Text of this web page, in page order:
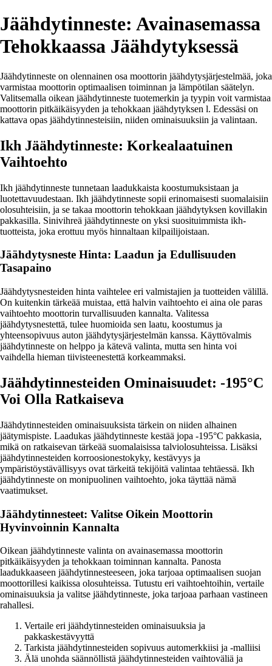
Jäähdytinneste: Avainasemassa
Tehokkaassa Jäähdytyksessä
Jäähdytinneste on olennainen osa moottorin jäähdytysjärjestelmää, joka
varmistaa moottorin optimaalisen toiminnan ja lämpötilan säätelyn.
Valitsemalla oikean jäähdytinneste tuotemerkin ja tyypin voit varmistaa
moottorin pitkäikäisyyden ja tehokkaan jäähdytyksen l. Edessäsi on
kattava opas jäähdytinnesteisiin, niiden ominaisuuksiin ja valintaan.
Ikh Jäähdytinneste: Korkealaatuinen
Vaihtoehto
Ikh jäähdytinneste tunnetaan laadukkaista koostumuksistaan ja
luotettavuudestaan. Ikh jäähdytinneste sopii erinomaisesti suomalaisiin
olosuhteisiin, ja se takaa moottorin tehokkaan jäähdytyksen kovillakin
pakkasilla. Sinivihreä jäähdytinneste on yksi suosituimmista ikh-
tuotteista, joka erottuu myös hinnaltaan kilpailijoistaan.
Jäähdytysneste Hinta: Laadun ja Edullisuuden
Tasapaino
Jäähdytysnesteiden hinta vaihtelee eri valmistajien ja tuotteiden välillä.
On kuitenkin tärkeää muistaa, että halvin vaihtoehto ei aina ole paras
vaihtoehto moottorin turvallisuuden kannalta. Valitessa
jäähdytysnestettä, tulee huomioida sen laatu, koostumus ja
yhteensopivuus auton jäähdytysjärjestelmän kanssa. Käyttövalmis
jäähdytinneste on helppo ja kätevä valinta, mutta sen hinta voi
vaihdella hieman tiivisteenestettä korkeammaksi.
Jäähdytinnesteiden Ominaisuudet: -195°C
Voi Olla Ratkaiseva
Jäähdytinnesteiden ominaisuuksista tärkein on niiden alhainen
jäätymispiste. Laadukas jäähdytinneste kestää jopa -195°C pakkasia,
mikä on ratkaisevan tärkeää suomalaisissa talviolosuhteissa. Lisäksi
jäähdytinnesteiden korroosionestokyky, kestävyys ja
ympäristöystävällisyys ovat tärkeitä tekijöitä valintaa tehtäessä. Ikh
jäähdytinneste on monipuolinen vaihtoehto, joka täyttää nämä
vaatimukset.
Jäähdytinnesteet: Valitse Oikein Moottorin
Hyvinvoinnin Kannalta
Oikean jäähdytinneste valinta on avainasemassa moottorin
pitkäikäisyyden ja tehokkaan toiminnan kannalta. Panosta
laadukkaaseen jäähdytinnesteeseen, joka tarjoaa optimaalisen suojan
moottorillesi kaikissa olosuhteissa. Tutustu eri vaihtoehtoihin, vertaile
ominaisuuksia ja valitse jäähdytinneste, joka tarjoaa parhaan vastineen
rahallesi.
Vertaile eri jäähdytinnesteiden ominaisuuksia ja
pakkaskestävyyttä
Tarkista jäähdytinnesteiden sopivuus automerkkiisi ja -malliisi
Älä unohda säännöllistä jäähdytinnesteiden vaihtoväliä ja